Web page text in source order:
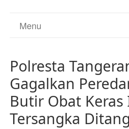
Menu
Polresta
Gagalkan
Butir Obat Keras
Tersangka